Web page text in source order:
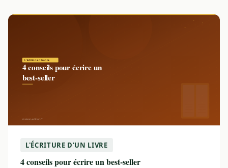
L'ÉCRITURE D'UN LIVRE
4 conseils pour écrire un best-seller